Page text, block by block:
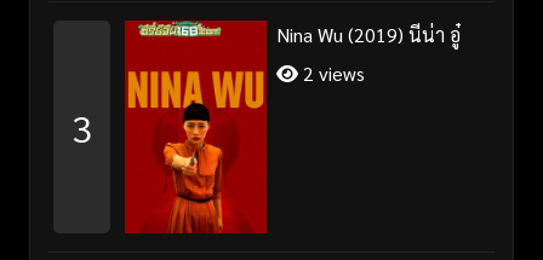
3
Nina Wu (2019) นีน่า อู๋
2 views